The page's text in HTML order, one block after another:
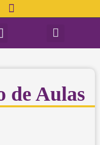
de Aulas